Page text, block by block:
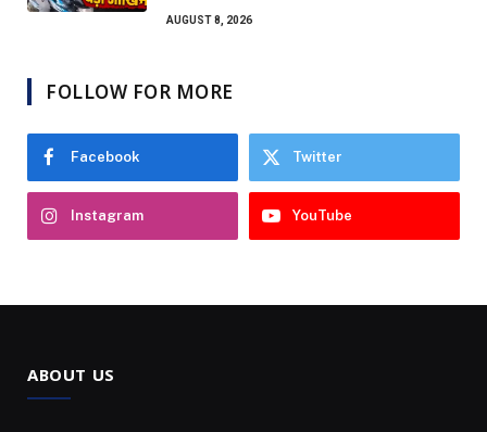
AUGUST 8, 2026
FOLLOW FOR MORE
Facebook Twitter
Instagram YouTube
ABOUT US